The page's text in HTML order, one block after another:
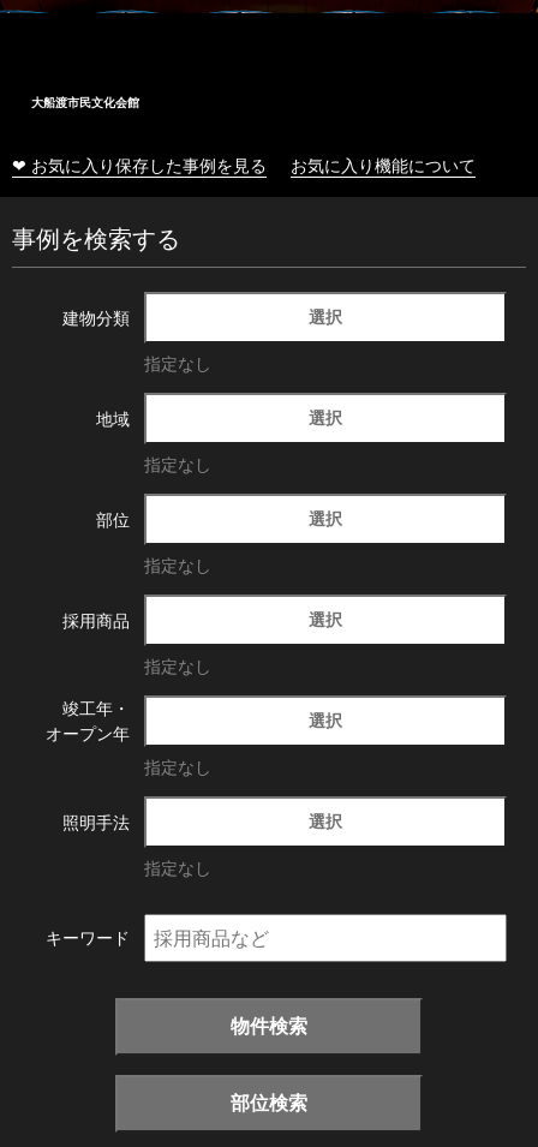
大船渡市民文化会館
❤ お気に入り保存した事例を見る お気に入り機能について
事例を検索する
建物分類 選択
指定なし
地域 選択
指定なし
部位 選択
指定なし
採用商品 選択
指定なし
竣工年・
オープン年
選択
指定なし
照明手法 選択
指定なし
キーワード
物件検索
部位検索